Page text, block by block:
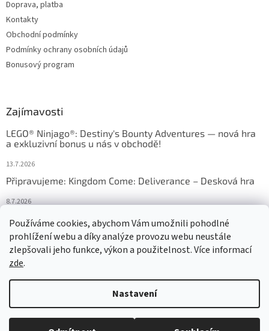
Používáme cookies, abychom Vám umožnili pohodlné
prohlížení webu a díky analýze provozu webu neustále
zlepšovali jeho funkce, výkon a použitelnost. Více informací
zde.
Nastavení
Doprava, platba
Kontakty
Obchodní podmínky
Podmínky ochrany osobních údajů
Bonusový program
Zajímavosti
LEGO® Ninjago®: Destiny's Bounty Adventures — nová hra
a exkluzivní bonus u nás v obchodě!
13.7.2026
Připravujeme: Kingdom Come: Deliverance – Desková hra
8.7.2026
Nejlepší deskové hry: výběr, který frčí v celém Česku
18.6.2026
Copyright 2026HRAS. Všechna práva vyhrazena.Upravit nastavení